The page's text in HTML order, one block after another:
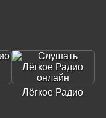
Лёгкое Радио